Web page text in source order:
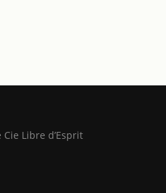
Libre d’Esprit